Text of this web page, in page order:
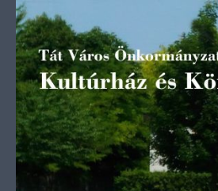
Skip to content